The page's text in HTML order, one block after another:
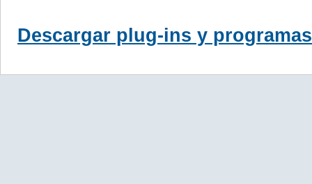
Descargar plug-ins y